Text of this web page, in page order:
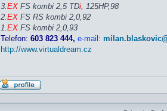
3.EX FS kombi 2,5 TDi, 125HP,98
2.EX FS RS kombi 2,0,92
1.EX FS kombi 2,0,93
Telefon: 603 823 444, e-mail:
http://www.virtualdream.cz
Profil